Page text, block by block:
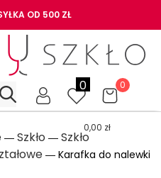
OD 500 ZŁ
0 0
0,00 zł
― Szkło ― Szkło
― Karafka do nalewki